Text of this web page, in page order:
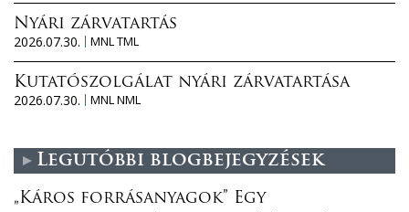
Nyári zárvatartás
2026.07.30.
MNL TML
Kutatószolgálat nyári zárvatartása
2026.07.30.
MNL NML
Legutóbbi blogbejegyzések
„Káros forrásanyagok” Egy